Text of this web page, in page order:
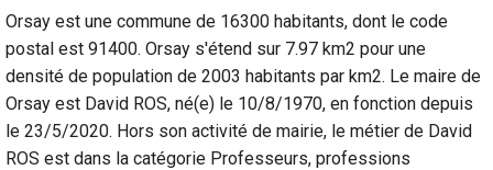
Orsay est une commune de 16300 habitants, dont le code
postal est 91400. Orsay s'étend sur 7.97 km2 pour une
densité de population de 2003 habitants par km2. Le maire de
Orsay est David ROS, né(e) le 10/8/1970, en fonction depuis
le 23/5/2020. Hors son activité de mairie, le métier de David
ROS est dans la catégorie Professeurs, professions